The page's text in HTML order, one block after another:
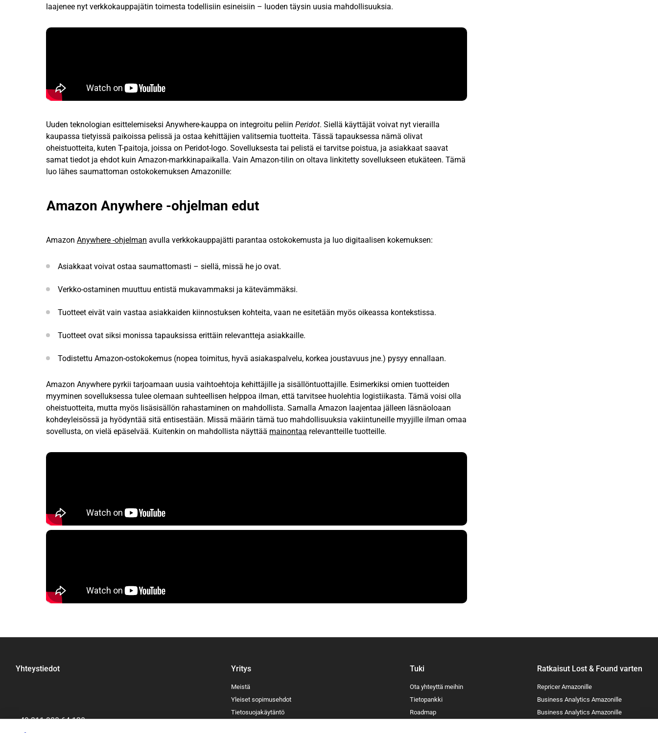
laajenee nyt verkkokauppajätin toimesta todellisiin esineisiin – luoden täysin uusia mahdollisuuksia.
Uuden teknologian esittelemiseksi Anywhere-kauppa on integroitu peliin Peridot. Siellä käyttäjät voivat nyt vierailla
kaupassa tietyissä paikoissa pelissä ja ostaa kehittäjien valitsemia tuotteita. Tässä tapauksessa nämä olivat
oheistuotteita, kuten T-paitoja, joissa on Peridot-logo. Sovelluksesta tai pelistä ei tarvitse poistua, ja asiakkaat saavat
samat tiedot ja ehdot kuin Amazon-markkinapaikalla. Vain Amazon-tilin on oltava linkitetty sovellukseen etukäteen. Tämä
luo lähes saumattoman ostokokemuksen Amazonille:
Amazon Anywhere -ohjelman edut
Amazon Anywhere -ohjelman avulla verkkokauppajätti parantaa ostokokemusta ja luo digitaalisen kokemuksen:
Asiakkaat voivat ostaa saumattomasti – siellä, missä he jo ovat.
Verkko-ostaminen muuttuu entistä mukavammaksi ja kätevämmäksi.
Tuotteet eivät vain vastaa asiakkaiden kiinnostuksen kohteita, vaan ne esitetään myös oikeassa kontekstissa.
Tuotteet ovat siksi monissa tapauksissa erittäin relevantteja asiakkaille.
Todistettu Amazon-ostokokemus (nopea toimitus, hyvä asiakaspalvelu, korkea joustavuus jne.) pysyy ennallaan.
Amazon Anywhere pyrkii tarjoamaan uusia vaihtoehtoja kehittäjille ja sisällöntuottajille. Esimerkiksi omien tuotteiden
myyminen sovelluksessa tulee olemaan suhteellisen helppoa ilman, että tarvitsee huolehtia logistiikasta. Tämä voisi olla
oheistuotteita, mutta myös lisäsisällön rahastaminen on mahdollista. Samalla Amazon laajentaa jälleen läsnäoloaan
kohdeyleisössä ja hyödyntää sitä entisestään. Missä määrin tämä tuo mahdollisuuksia vakiintuneille myyjille ilman omaa
sovellusta, on vielä epäselvää. Kuitenkin on mahdollista näyttää mainontaa relevantteille tuotteille.
Yhteystiedot
+49 211 900 64 120
Yritys
Meistä
Yleiset sopimusehdot
Tietosuojakäytäntö
Tuki
Ota yhteyttä meihin
Tietopankki
Roadmap
Ratkaisut Lost & Found varten
Repricer Amazonille
Business Analytics Amazonille
Business Analytics Amazonille